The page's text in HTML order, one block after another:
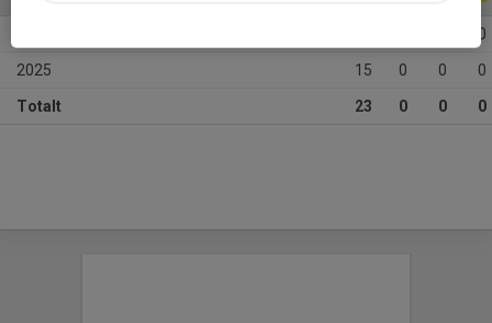
0
2025 15 0 0 0
Totalt 23 0 0 0